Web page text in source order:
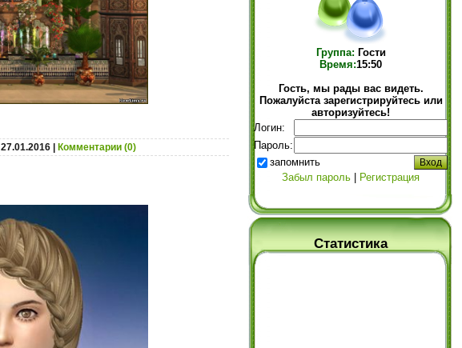
27.01.2016 Комментарии (0)
Группа: Гости
Время:15:50
Гость, мы рады вас видеть.
Пожалуйста зарегистрируйтесь или
авторизуйтесь!
Логин:
Пароль:
запомнить
Забыл пароль
Регистрация
Статистика